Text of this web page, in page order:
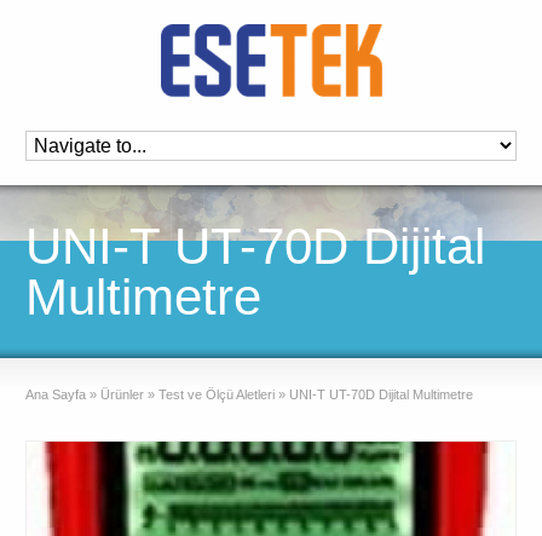
UNI-T UT-70D Dijital
Multimetre
Ana Sayfa » Ürünler » Test ve Ölçü Aletleri » UNI-T UT-70D Dijital Multimetre